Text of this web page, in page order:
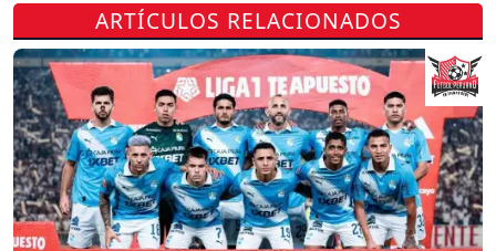
ARTÍCULOS RELACIONADOS